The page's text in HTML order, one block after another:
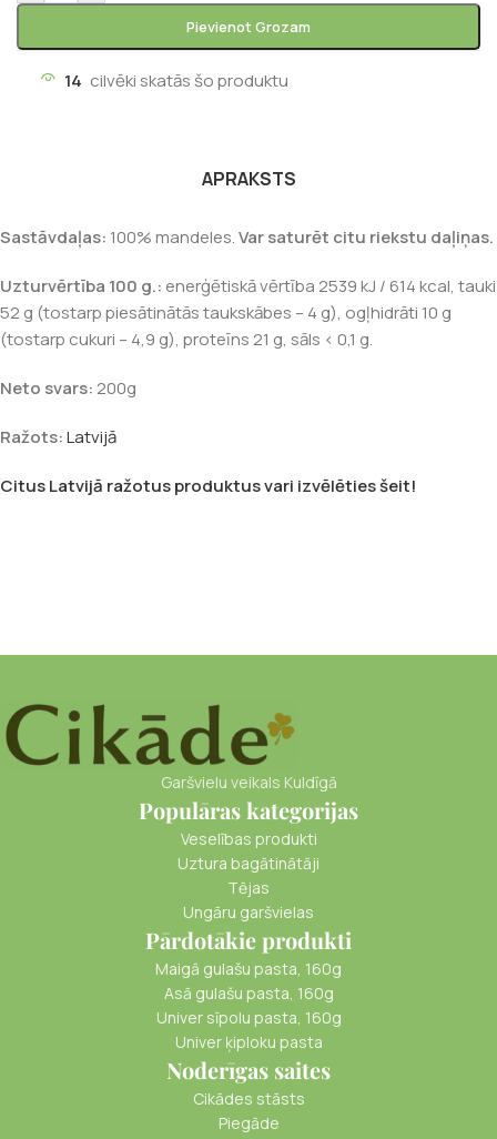
Pievienot Grozam
14 cilvēki skatās šo produktu
APRAKSTS
Sastāvdaļas: 100% mandeles.Var saturēt citu riekstu daļiņas.
Uzturvērtība 100 g.: enerģētiskā vērtība 2539 kJ / 614 kcal, tauki
52 g (tostarp piesātinātās taukskābes – 4 g), ogļhidrāti 10 g
(tostarp cukuri – 4,9 g), proteīns 21 g, sāls < 0,1 g.
Neto svars: 200g
Ražots:Latvijā
Citus Latvijā ražotus produktus vari izvēlēties šeit!
Garšvielu veikals Kuldīgā
Populāras kategorijas
Veselības produkti
Uztura bagātinātāji
Tējas
Ungāru garšvielas
Pārdotākie produkti
Maigā gulašu pasta, 160g
Asā gulašu pasta, 160g
Univer sīpolu pasta, 160g
Univer ķiploku pasta
Noderīgas saites
Cikādes stāsts
Piegāde